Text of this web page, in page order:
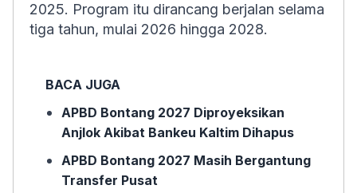
2025. Program itu dirancang berjalan selama
tiga tahun, mulai 2026 hingga 2028.
BACA JUGA
APBD Bontang 2027 Diproyeksikan
Anjlok Akibat Bankeu Kaltim Dihapus
APBD Bontang 2027 Masih Bergantung
Transfer Pusat